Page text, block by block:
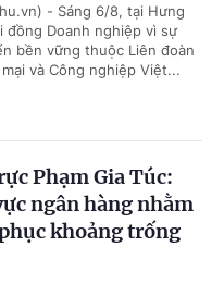
- Sáng 6/8, tại Hưng
đồng Doanh nghiệp vì sự
bền vững thuộc Liên đoàn
và Công nghiệp Việt...
Phạm Gia Túc:
ngân hàng nhằm
khoảng trống